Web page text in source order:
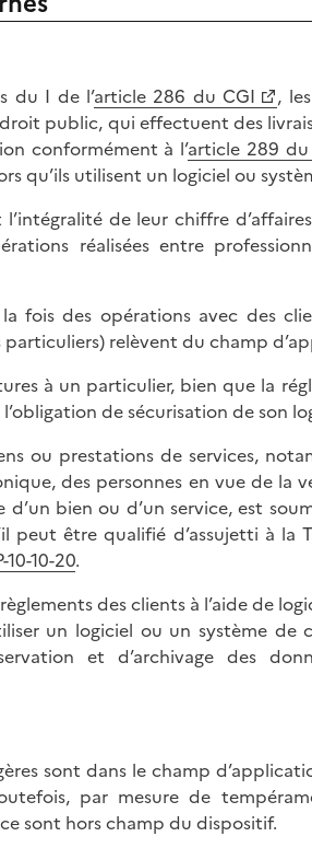
du I de l’article 286 du CGI
,
public, qui effectuent des
conformément à l’article 289 du
qu’ils utilisent un logiciel ou
de leur chiffre
réalisées entre
fois des opérations avec des
relèvent du champ
à un particulier, bien que la
de sécurisation de son
ou prestations de services,
des personnes en vue de la
bien ou d’un service, est
peut être qualifié d’assujetti à la
10-10-20.
des clients à l’aide de
un logiciel ou un système de
et d’archivage des
sont dans le champ
par mesure de
sont hors champ du dispositif.